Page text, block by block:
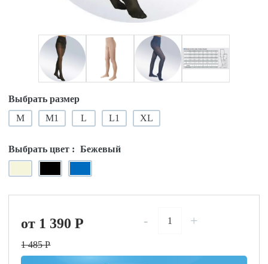
Выбрать размер
M
M1 L L1 XL
Выбрать цвет : Бежевый
от 1 390P
1 485P
- +